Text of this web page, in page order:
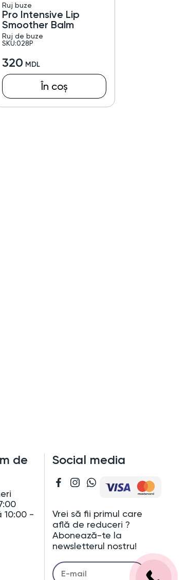
Ruj buze
Pro Intensive Lip
Smoother Balm
Ruj de buze
SKU:028P
320
În coș
de
10:00 -
Social media
Vrei să fii primul care
află de reduceri ?
Abonează-te la
newsletterul nostru!